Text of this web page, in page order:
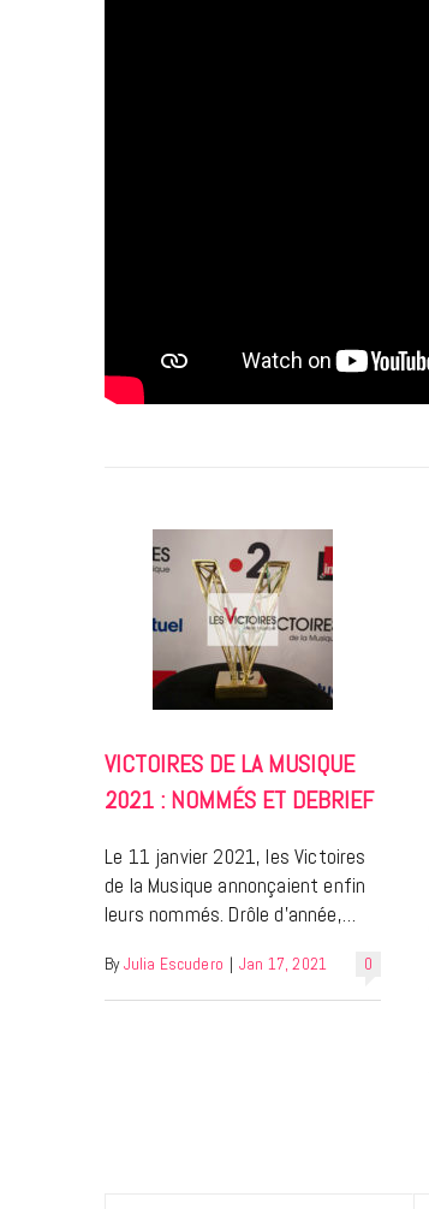
VICTOIRES DE LA MUSIQUE
2021 : NOMMÉS ET DEBRIEF
Le 11 janvier 2021, les Victoires
de la Musique annonçaient enfin
leurs nommés. Drôle d’année,…
0
By Julia Escudero | Jan 17, 2021